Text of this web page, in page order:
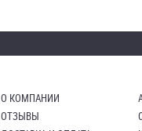
О КОМПАНИИ
ОТЗЫВЫ